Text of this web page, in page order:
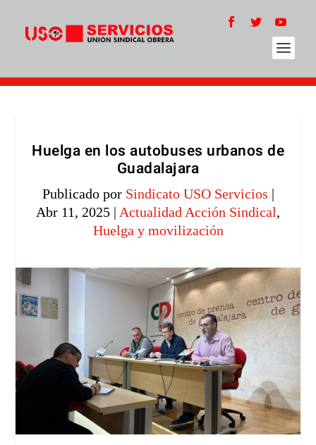
Huelga en los autobuses urbanos de
Guadalajara
Publicado por Sindicato USO Servicios |
Abr 11, 2025 | Actualidad Acción Sindical,
Huelga y movilización